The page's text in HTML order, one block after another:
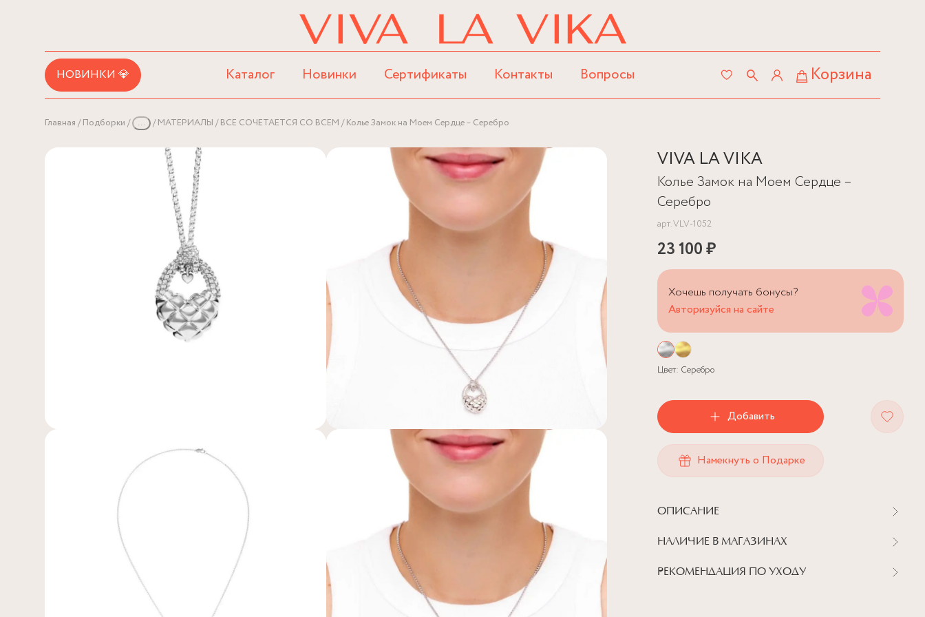
НОВИНКИ 💎 Каталог Новинки Сертификаты Контакты Вопросы Корзина
Главная Подборки ... МАТЕРИАЛЫ ВСЕ СОЧЕТАЕТСЯ СО ВСЕМ Колье Замок на Моем Сердце – Серебро
VIVA LA VIKA
Колье Замок на Моем Сердце –
Серебро
арт.VLV-1052
23 100 ₽
Хочешь получать бонусы?
Авторизуйся на сайте
Цвет: Серебро
Добавить
Намекнуть о Подарке
ОПИСАНИЕ
НАЛИЧИЕ В МАГАЗИНАХ
РЕКОМЕНДАЦИЯ ПО УХОДУ